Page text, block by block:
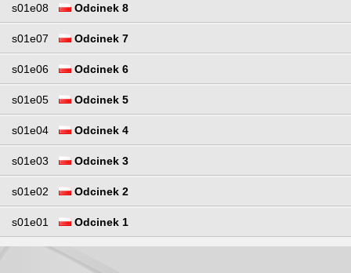
s01e08 Odcinek 8
s01e07 Odcinek 7
s01e06 Odcinek 6
s01e05 Odcinek 5
s01e04 Odcinek 4
s01e03 Odcinek 3
s01e02 Odcinek 2
s01e01 Odcinek 1